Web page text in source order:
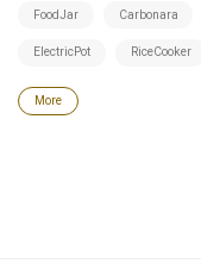
FoodJar Carbonara
ElectricPot RiceCooker
More